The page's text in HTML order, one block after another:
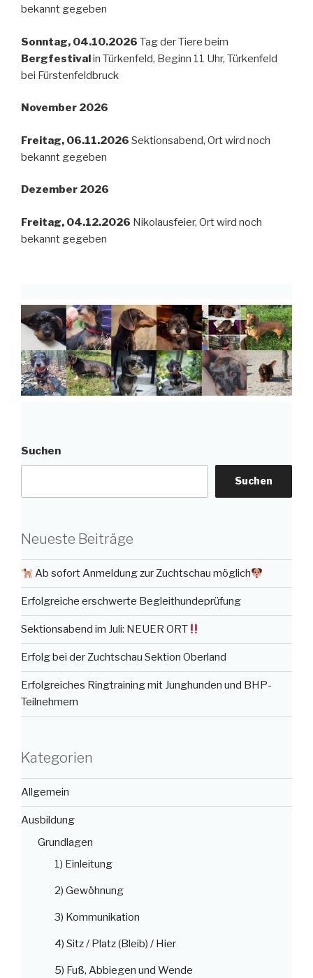
bekannt gegeben
Sonntag, 04.10.2026 Tag der Tiere beim
Bergfestivalin Türkenfeld, Beginn 11 Uhr, Türkenfeld
bei Fürstenfeldbruck
November 2026
Freitag, 06.11.2026 Sektionsabend, Ort wird noch
bekannt gegeben
Dezember 2026
Freitag, 04.12.2026 Nikolausfeier, Ort wird noch
bekannt gegeben
Suchen
Suchen
Neueste Beiträge
Ab sofort Anmeldung zur Zuchtschau möglich
Erfolgreiche erschwerte Begleithundeprüfung
Sektionsabend im Juli: NEUER ORT
Erfolg bei der Zuchtschau Sektion Oberland
Erfolgreiches Ringtraining mit Junghunden und BHP-
Teilnehmern
Kategorien
Allgemein
Ausbildung
Grundlagen
1) Einleitung
2) Gewöhnung
3) Kommunikation
4) Sitz / Platz (Bleib) / Hier
5) Fuß, Abbiegen und Wende